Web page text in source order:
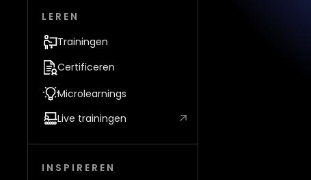
LEREN
Trainingen
Certificeren
Microlearnings
Live trainingen
INSPIREREN